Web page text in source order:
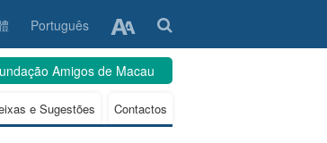
Português
Amigos de Macau
e Sugestões Contactos